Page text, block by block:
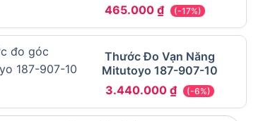
465.000₫ (-17%)
Thước Đo Vạn Năng
Mitutoyo 187-907-10
3.440.000 ₫ (-6%)